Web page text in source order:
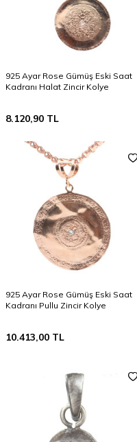
925 Ayar Rose Gümüş Eski Saat
Kadranı Halat Zincir Kolye
8.120,90 TL
925 Ayar Rose Gümüş Eski Saat
Kadranı Pullu Zincir Kolye
10.413,00 TL